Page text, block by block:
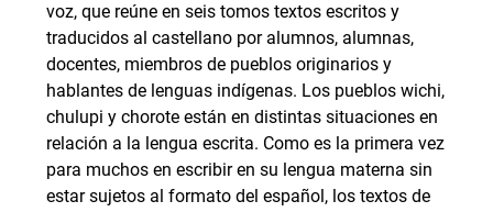
voz, que reúne en seis tomos textos escritos y
traducidos al castellano por alumnos, alumnas,
docentes, miembros de pueblos originarios y
hablantes de lenguas indígenas. Los pueblos wichi,
chulupi y chorote están en distintas situaciones en
relación a la lengua escrita. Como es la primera vez
para muchos en escribir en su lengua materna sin
estar sujetos al formato del español, los textos de